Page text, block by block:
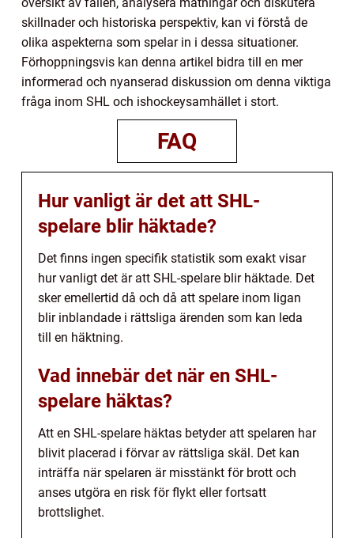
skillnader och historiska perspektiv, kan vi förstå de
olika aspekterna som spelar in i dessa situationer.
Förhoppningsvis kan denna artikel bidra till en mer
informerad och nyanserad diskussion om denna viktiga
fråga inom SHL och ishockeysamhället i stort.
FAQ
Hur vanligt är det att SHL-
spelare blir häktade?
Det finns ingen specifik statistik som exakt visar
hur vanligt det är att SHL-spelare blir häktade. Det
sker emellertid då och då att spelare inom ligan
blir inblandade i rättsliga ärenden som kan leda
till en häktning.
Vad innebär det när en SHL-
spelare häktas?
Att en SHL-spelare häktas betyder att spelaren har
blivit placerad i förvar av rättsliga skäl. Det kan
inträffa när spelaren är misstänkt för brott och
anses utgöra en risk för flykt eller fortsatt
brottslighet.